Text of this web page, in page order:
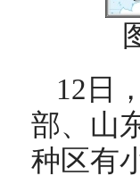
12日
部、山
种区有